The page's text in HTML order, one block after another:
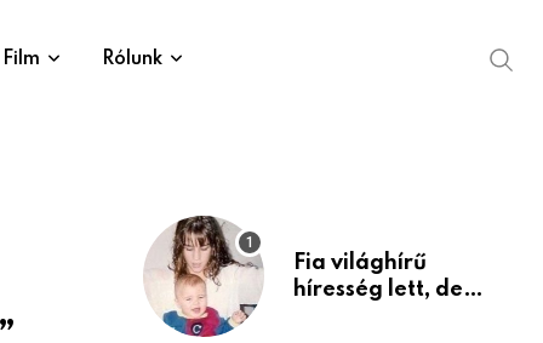
Film Rólunk
Fia világhírű
híresség lett, de